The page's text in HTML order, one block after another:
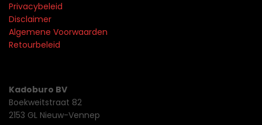
Privacybeleid
Disclaimer
Algemene Voorwaarden
Retourbeleid
Kadoburo BV
Boekweitstraat 82
2153 GL Nieuw-Vennep